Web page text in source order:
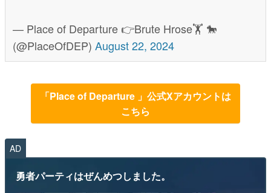
— Place of Departure 👉Brute Hrose🏋️ 🐎
(@PlaceOfDEP) August 22, 2024
「Place of Departure 」公式Xアカウントは
こちら
AD
勇者パーティはぜんめつしました。